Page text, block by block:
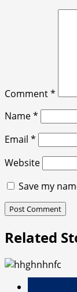
Comment*
Name*
Email *
Website
Save my
Related